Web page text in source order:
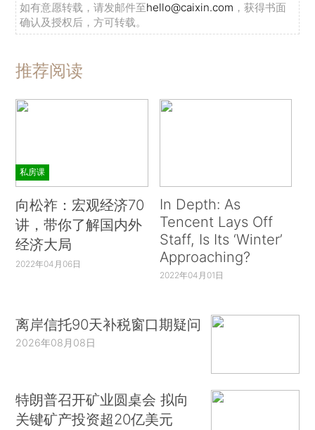
如有意愿转载，请发邮件至hello@caixin.com ，获得书面
确认及授权后，方可转载。
推荐阅读
私房课
向松祚：宏观经济70
讲，带你了解国内外
经济大局
2022年04月06日
In Depth: As
Tencent Lays Off
Staff, Is Its ‘Winter’
Approaching?
2022年04月01日
离岸信托90天补税窗口期疑问
2026年08月08日
特朗普召开矿业圆桌会 拟向
关键矿产投资超20亿美元